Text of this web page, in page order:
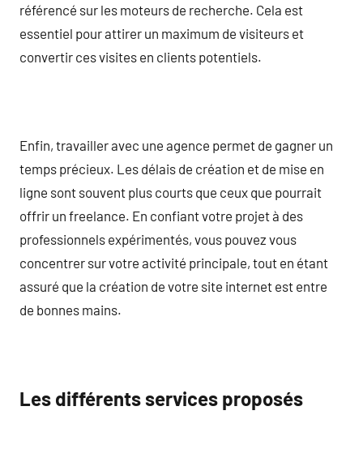
référencé sur les moteurs de recherche. Cela est
essentiel pour attirer un maximum de visiteurs et
convertir ces visites en clients potentiels.
Enfin, travailler avec une agence permet de gagner un
temps précieux. Les délais de création et de mise en
ligne sont souvent plus courts que ceux que pourrait
offrir un freelance. En confiant votre projet à des
professionnels expérimentés, vous pouvez vous
concentrer sur votre activité principale, tout en étant
assuré que la création de votre site internet est entre
de bonnes mains.
Les différents services proposés